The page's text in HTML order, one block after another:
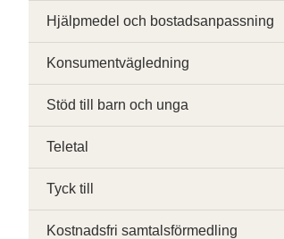
Hjälpmedel och bostadsanpassning
Konsumentvägledning
Stöd till barn och unga
Teletal
Tyck till
Kostnadsfri samtalsförmedling